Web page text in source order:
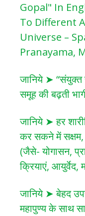
Gopal" In
To Different
Universe –
Pranayama,
जानिये ➤ “संयुक्त
समूह की बढ़ती
जानिये ➤ हर
कर सकने में सक्षम,
(जैसे- योगासन,
क्रियाएं, आयुर्वेद,
जानिये ➤ बेहद
महापुण्य के साथ